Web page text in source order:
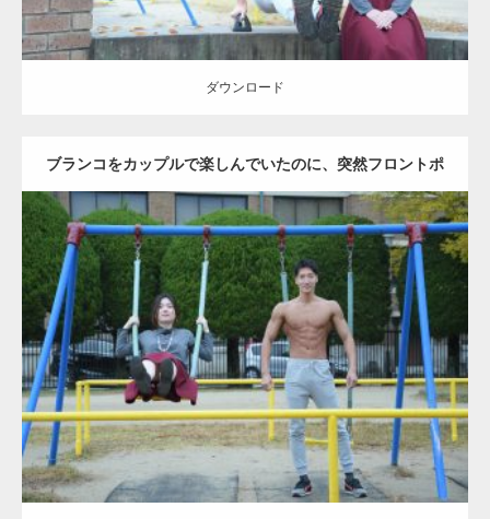
ダウンロード
ブランコをカップルで楽しんでいたのに、突然フロントポ
ーズをするマッチョ
Update: 2021.07.6
Category:公園のマッチョ その他 AKIHITO(細マッチョ) 腹筋 大胸筋
ダウンロード